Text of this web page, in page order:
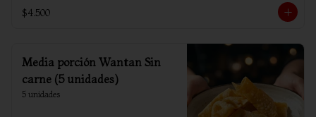
$4.500
Media porción Wantan Sin
carne (5 unidades)
5 unidades